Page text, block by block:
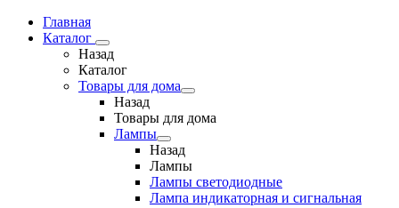
Главная
Каталог
Назад
Каталог
Товары для дома
Назад
Товары для дома
Лампы
Назад
Лампы
Лампы светодиодные
Лампа индикаторная и сигнальная